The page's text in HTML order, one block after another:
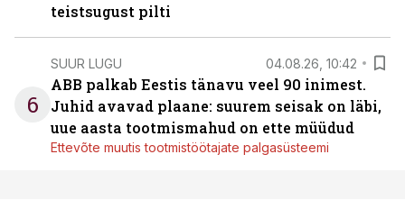
teistsugust pilti
6
SUUR LUGU 04.08.26, 10:42
ABB palkab Eestis tänavu veel 90 inimest.
Juhid avavad plaane: suurem seisak on läbi,
uue aasta tootmismahud on ette müüdud
Ettevõte muutis tootmistöötajate palgasüsteemi